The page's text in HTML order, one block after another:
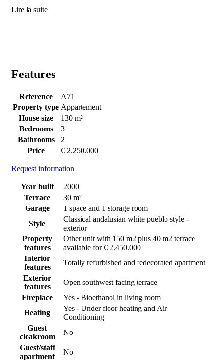
Lire la suite
Features
Reference
A71
Property type Appartement
House size
130 m²
Bedrooms
3
Bathrooms
2
Price
€ 2.250.000
Request information
Year built
2000
Terrace
30 m²
Garage
1 space and 1 storage room
Style
Classical andalusian white pueblo style -
exterior
Property
features
Other unit with 150 m2 plus 40 m2 terrace
available for € 2.450.000
Interior
features
Totally refurbished and redecorated apartment
Exterior
features
Open southwest facing terrace
Fireplace
Yes - Bioethanol in living room
Heating
Yes - Under floor heating and Air
Conditioning
Guest
cloakroom
No
Guest/staff
apartment
No